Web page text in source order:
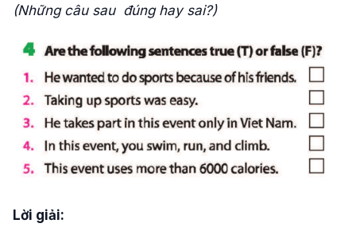
(Những câu sau đúng hay sai?)
Lời giải: